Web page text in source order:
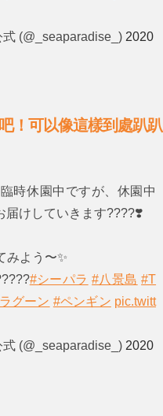
(@_seaparadise_) 2020
！可以像這樣到處趴趴
時休園中ですが、休園中
届けしていきます????❣️
みよう〜✨
#シーパラ #八景島 #T
グーン #ペンギン pic.twitt
(@_seaparadise_) 2020